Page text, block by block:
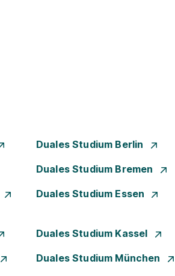
Duales Studium Berlin
Duales Studium Bremen
Duales Studium Essen
Duales Studium Kassel
Duales Studium München